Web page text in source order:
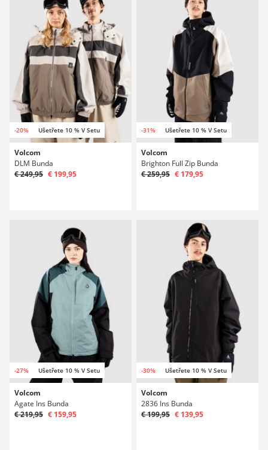
-20% Ušetřete 10 % V Setu
Volcom
DLM Bunda
€ 249,95 € 199,95
-31% Ušetřete 10 % V Setu
Volcom
Brighton Full Zip Bunda
€ 259,95 € 179,95
-27% Ušetřete 10 % V Setu
Volcom
Agate Ins Bunda
€ 219,95 € 159,95
-30% Ušetřete 10 % V Setu
Volcom
2836 Ins Bunda
€ 199,95 € 139,95